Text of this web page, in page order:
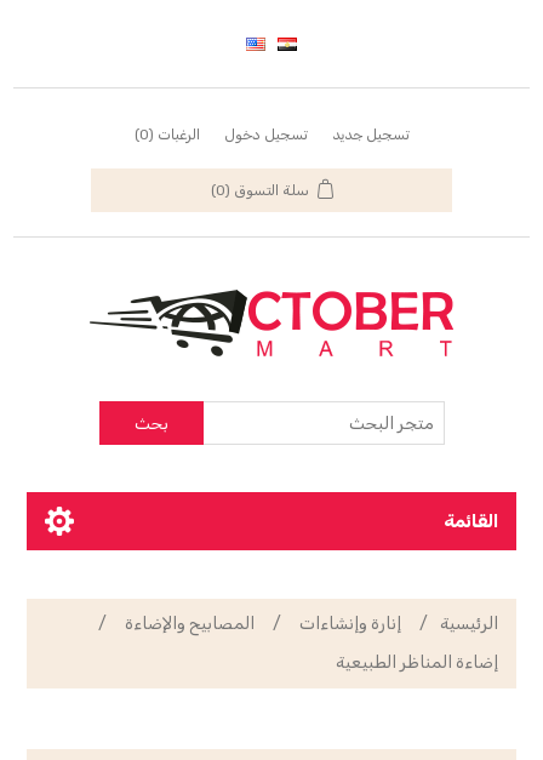
تسجيل جديد تسجيل دخول الرغبات (0)
سلة التسوق (0)
بحث
القائمة
الرئيسية / إنارة وإنشاءات / المصابيح والإضاءة
/
إضاءة المناظر الطبيعية